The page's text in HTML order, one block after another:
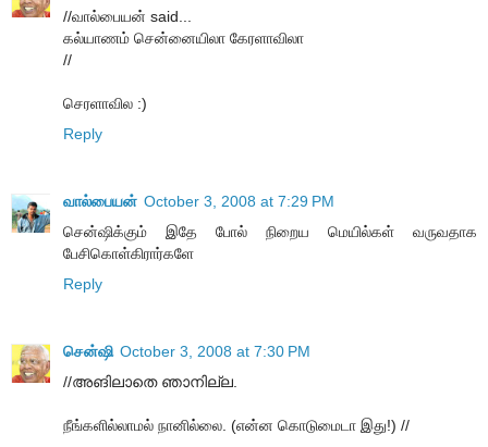
//வால்பையன் said...
கல்யாணம் சென்னையிலா கேரளாவிலா
//
செரளாவில :)
Reply
வால்பையன் October 3, 2008 at 7:29 PM
சென்ஷிக்கும் இதே போல் நிறைய மெயில்கள் வருவதாக
பேசிகொள்கிரார்களே
Reply
சென்ஷி October 3, 2008 at 7:30 PM
//അങിലാതെ ഞാനില്ല.
நீங்களில்லாமல் நானில்லை. (என்ன கொடுமைடா இது!) //